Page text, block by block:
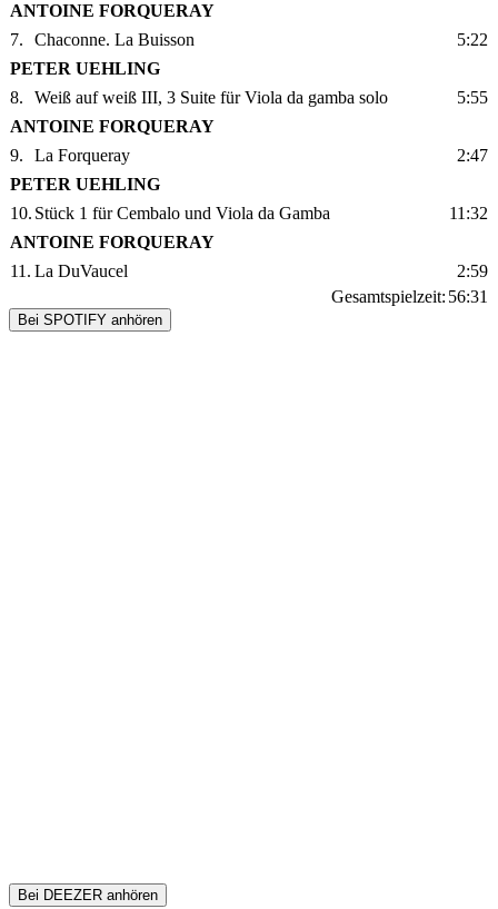
ANTOINE FORQUERAY
7.
Chaconne. La Buisson
5:22
PETER UEHLING
8.
Weiß auf weiß III, 3 Suite für Viola da gamba solo
5:55
ANTOINE FORQUERAY
9.
La Forqueray
2:47
PETER UEHLING
10. Stück 1 für Cembalo und Viola da Gamba
11:32
ANTOINE FORQUERAY
11. La DuVaucel
2:59
Gesamtspielzeit: 56:31
Bei SPOTIFY anhören
Bei DEEZER anhören